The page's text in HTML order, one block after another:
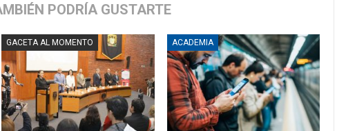
PODRÍA GUSTARTE
GACETA AL MOMENTO ACADEMIA